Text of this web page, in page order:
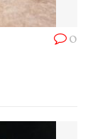
0